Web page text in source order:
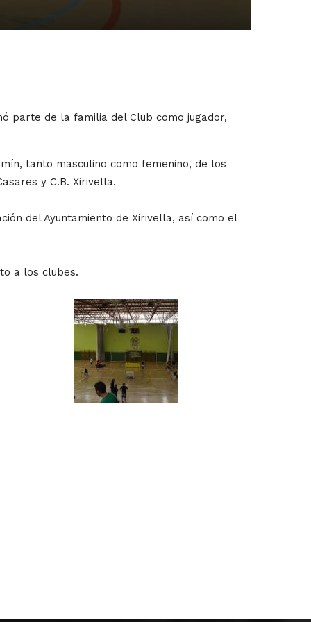
parte de la familia del Club como jugador,
tanto masculino como femenino, de los
y C.B. Xirivella.
del Ayuntamiento de Xirivella, así como el
a los clubes.